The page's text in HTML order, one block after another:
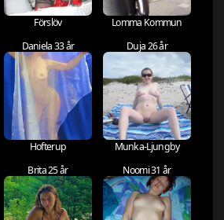
Förslöv
Lomma Kommun
Daniela 33 år
Hofterup
Duja 26 år
Munka-Ljungby
Brita 25 år Noomi 31 år